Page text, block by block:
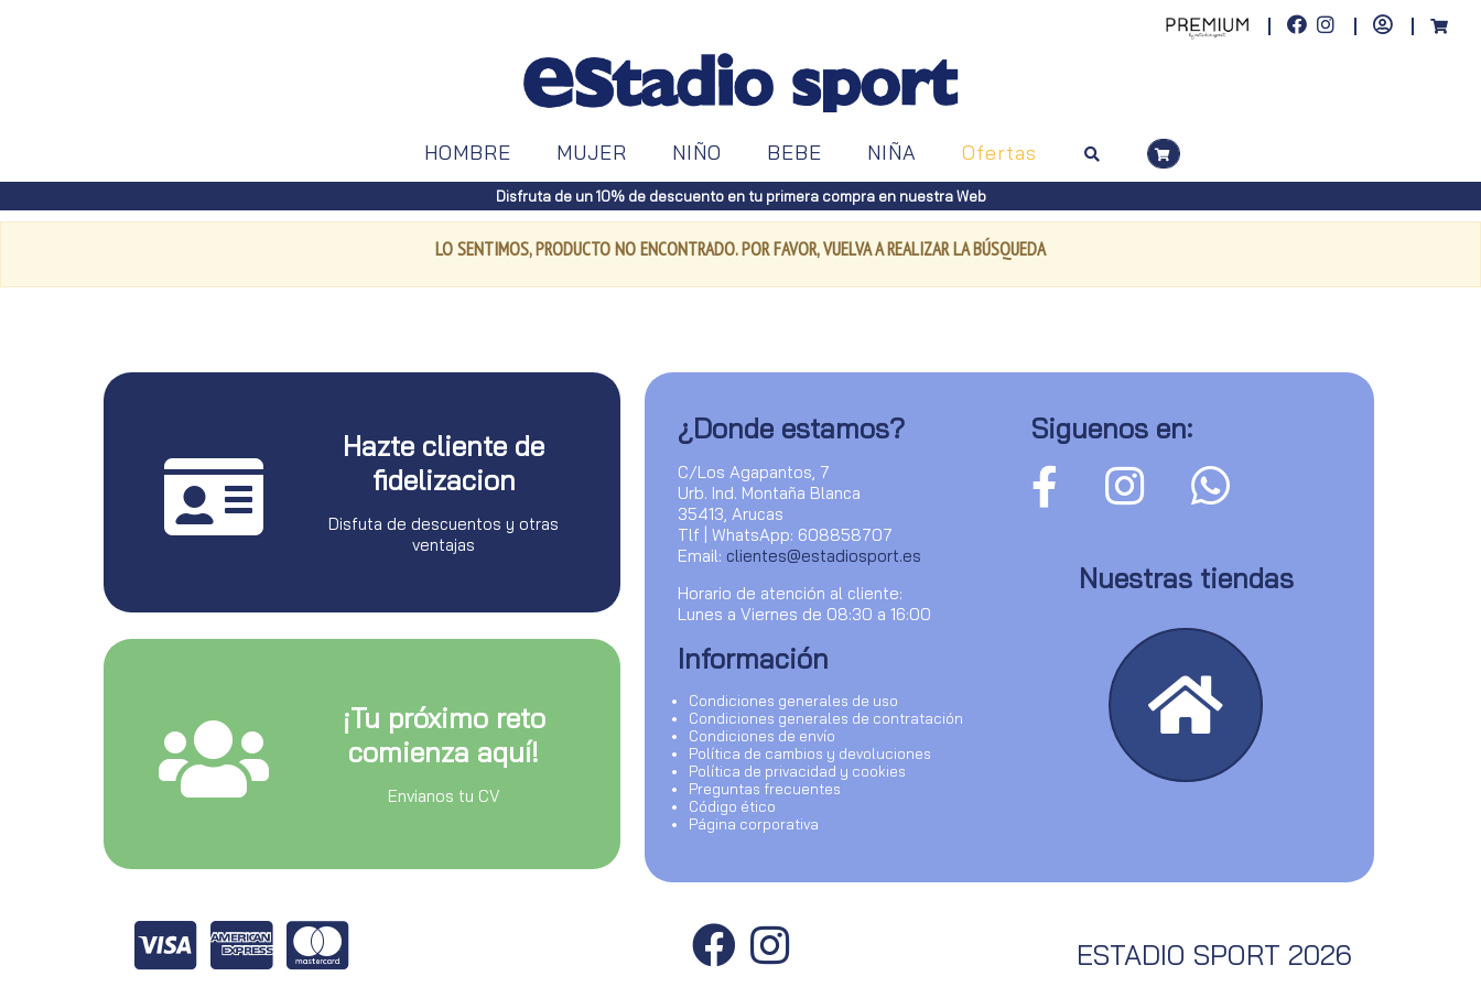
HOMBRE MUJER NIÑO BEBE NIÑA Ofertas
Disfruta de un 10% de descuento en tu primera compra en nuestra Web
LO SENTIMOS, PRODUCTO NO ENCONTRADO. POR FAVOR, VUELVA A REALIZAR LA BÚSQUEDA
Hazte cliente de
fidelizacion
Disfuta de descuentos y otras
ventajas
¡Tu próximo reto
comienza aquí!
Envianos tu CV
¿Donde estamos?
C/Los Agapantos, 7
Urb. Ind. Montaña Blanca
35413, Arucas
Tlf | WhatsApp: 608858707
Email: clientes@estadiosport.es
Horario de atención al cliente:
Lunes a Viernes de 08:30 a 16:00
Información
Condiciones generales de uso
Condiciones generales de contratación
Condiciones de envío
Política de cambios y devoluciones
Política de privacidad y cookies
Preguntas frecuentes
Código ético
Página corporativa
Siguenos en:
Nuestras tiendas
ESTADIO SPORT 2026